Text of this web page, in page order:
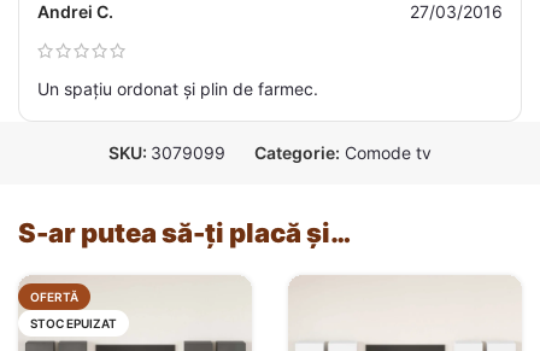
Andrei C. 27/03/2016
Un spațiu ordonat și plin de farmec.
SKU: 3079099 Categorie: Comode tv
S-ar putea să-ți placă și…
OFERTĂ
STOC EPUIZAT